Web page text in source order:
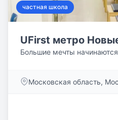
частная школа
UFirst метро
Большие мечты
Московская область,